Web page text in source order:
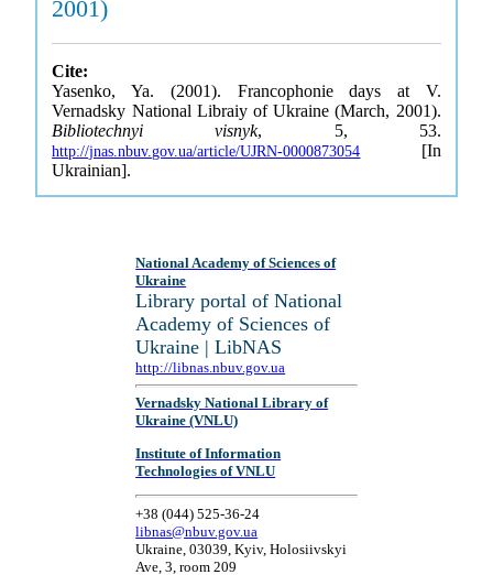
2001)
Cite:
Yasenko, Ya. (2001). Francophonie days at V.
Vernadsky National Libraiy of Ukraine (March, 2001).
Bibliotechnyi visnyk, 5, 53.
http://jnas.nbuv.gov.ua/article/UJRN-0000873054 [In
Ukrainian].
National Academy of Sciences of
Ukraine
Library portal of National
Academy of Sciences of
Ukraine | LibNAS
http://libnas.nbuv.gov.ua
Vernadsky National Library of
Ukraine (VNLU)
Institute of Information
Technologies of VNLU
+38 (044) 525-36-24
libnas@nbuv.gov.ua
Ukraine, 03039, Kyiv, Holosiivskyi
Ave, 3, room 209